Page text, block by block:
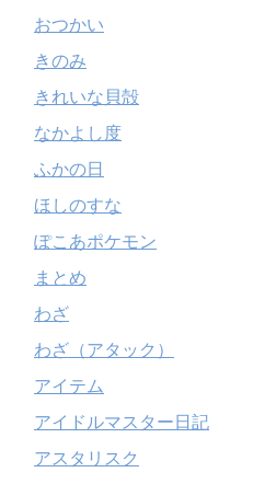
おつかい
きのみ
きれいな貝殻
なかよし度
ふかの日
ほしのすな
ぽこあポケモン
まとめ
わざ
わざ（アタック）
アイテム
アイドルマスター日記
アスタリスク